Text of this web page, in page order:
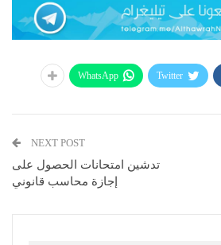
Twitter
WhatsApp
NEXT POST
تدشين امتحانات الحصول على
إجازة محاسب قانوني